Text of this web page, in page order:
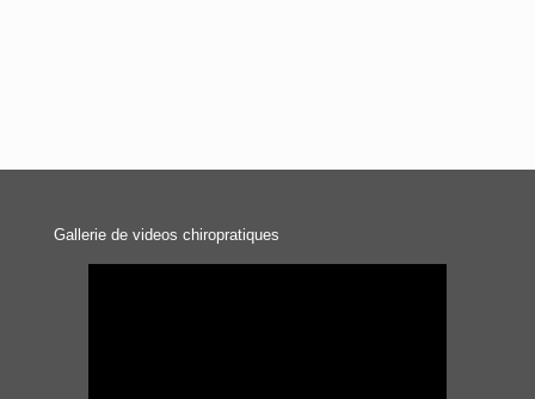
Gallerie de videos chiropratiques